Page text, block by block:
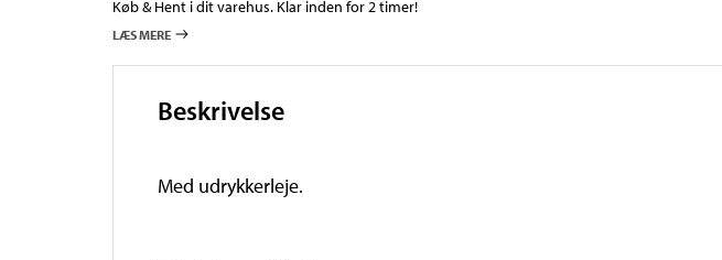
Køb & Hent i dit varehus. Klar inden for 2 timer!
LÆS MERE
Beskrivelse
Med udrykkerleje.